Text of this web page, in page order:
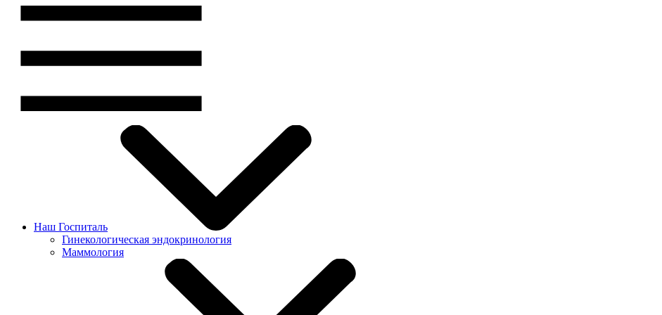
Наш Госпиталь
Гинекологическая эндокринология
Маммология